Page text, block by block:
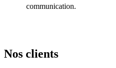
communication.
Nos clients